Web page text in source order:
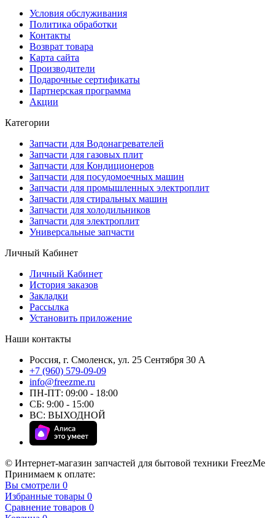
Условия обслуживания
Политика обработки
Контакты
Возврат товара
Карта сайта
Производители
Подарочные сертификаты
Партнерская программа
Акции
Категории
Запчасти для Водонагревателей
Запчасти для газовых плит
Запчасти для Кондиционеров
Запчасти для посудомоечных машин
Запчасти для промышленных электроплит
Запчасти для стиральных машин
Запчасти для холодильников
Запчасти для электроплит
Универсальные запчасти
Личный Кабинет
Личный Кабинет
История заказов
Закладки
Рассылка
Установить приложение
Наши контакты
Россия, г. Смоленск, ул. 25 Сентября 30 А
+7 (960) 579-09-09
info@freezme.ru
ПН-ПТ: 09:00 - 18:00
СБ: 9:00 - 15:00
ВС: ВЫХОДНОЙ
© Интернет-магазин запчастей для бытовой техники FreezMe
Принимаем к оплате:
Вы смотрели 0
Избранные товары 0
Сравнение товаров 0